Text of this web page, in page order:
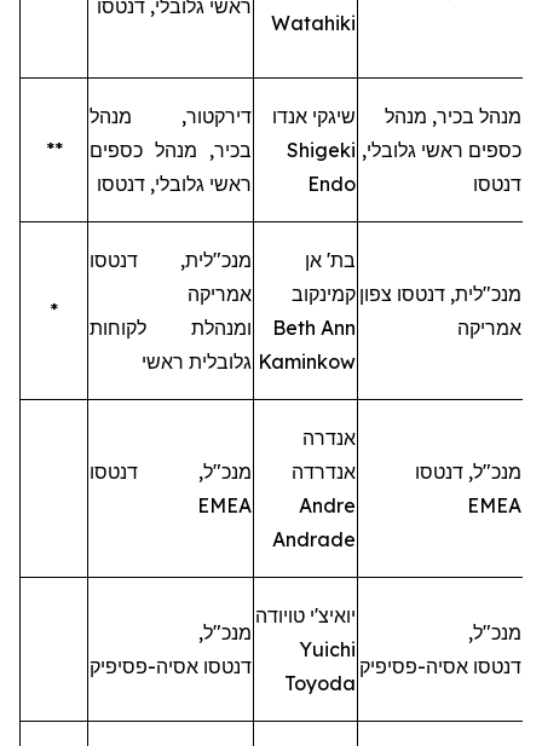
ראשי גלובלי, דנטסו
Watahiki
**
דירקטור, מנהל
בכיר, מנהל כספים
ראשי גלובלי, דנטסו
שיגקי אנדו
Shigeki
Endo
מנהל בכיר, מנהל
כספים ראשי גלובלי,
דנטסו
*
מנכ"לית, דנטסו
אמריקה
ומנהלת לקוחות
גלובלית ראשי
בת' אן
קמינקוב
Beth Ann
Kaminkow
מנכ"לית, דנטסו צפון
אמריקה
מנכ"ל, דנטסו
EMEA
אנדרה
אנדרדה
Andre
Andrade
מנכ"ל, דנטסו
EMEA
מנכ"ל,
דנטסו אסיה-פסיפיק
יואיצ'י טויודה
Yuichi
Toyoda
מנכ"ל,
דנטסו אסיה-פסיפיק